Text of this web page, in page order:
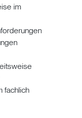
im
fachlich